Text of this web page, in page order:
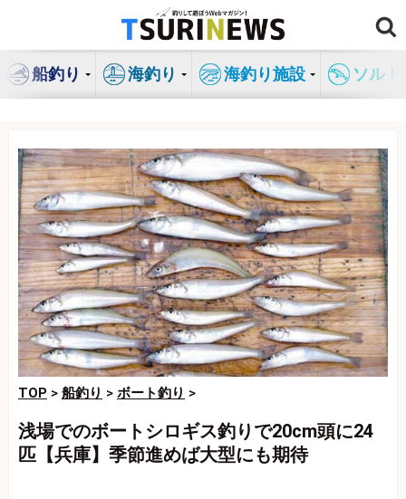
ン
船釣り 海釣り 海釣り施設 ソル
TOP > 船釣り > ボート釣り >
浅場でのボートシロギス釣りで20cm頭に24
匹【兵庫】季節進めば大型にも期待